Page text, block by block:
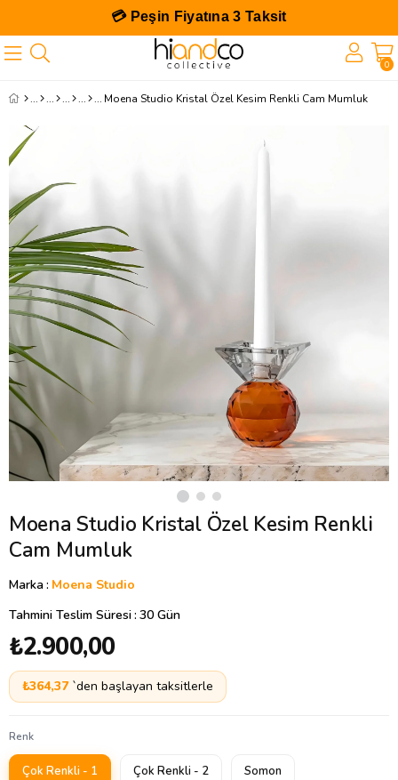
💳 Peşin Fiyatına 3 Taksit
0
Moena Studio Kristal Özel Kesim Renkli Cam Mumluk
Moena Studio Kristal Özel Kesim Renkli
Cam Mumluk
Marka: Moena Studio
Tahmini Teslim Süresi: 30 Gün
₺2.900,00
₺364,37 `den başlayan taksitlerle
Renk
Çok Renkli - 1 Çok Renkli - 2 Somon